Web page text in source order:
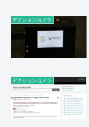
アクションカメラ
アクションカメラ